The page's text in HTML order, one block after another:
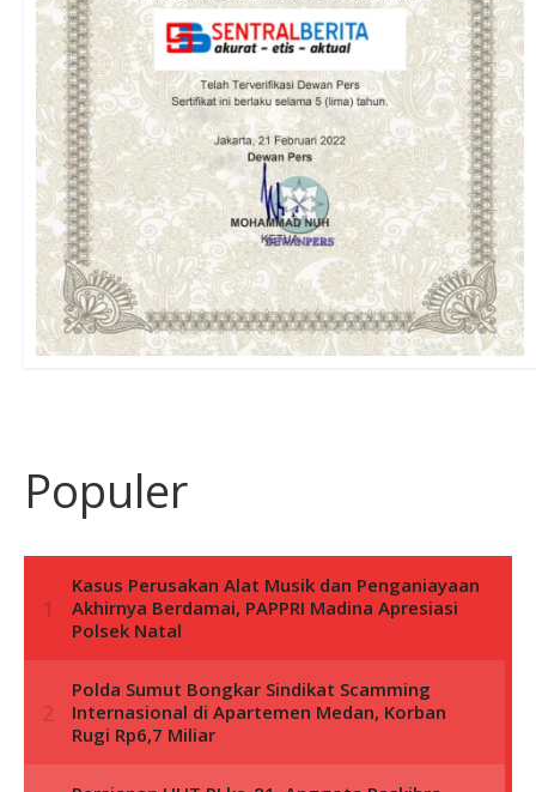
Populer